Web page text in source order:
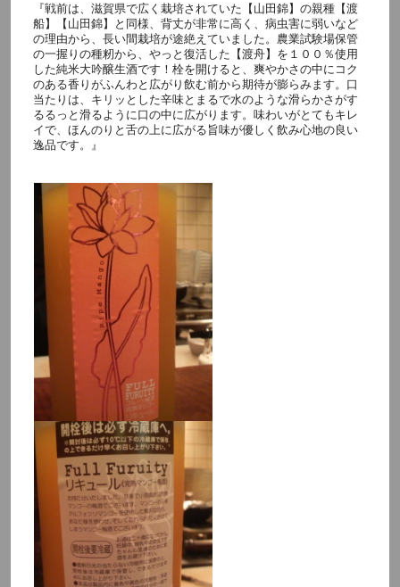
『戦前は、滋賀県で広く栽培されていた【山田錦】の親種【渡
船】【山田錦】と同様、背丈が非常に高く、病虫害に弱いなど
の理由から、長い間栽培が途絶えていました。農業試験場保管
の一握りの種籾から、やっと復活した【渡舟】を１００％使用
した純米大吟醸生酒です！栓を開けると、爽やかさの中にコク
のある香りがふんわと広がり飲む前から期待が膨らみます。口
当たりは、キリッとした辛味とまるで水のような滑らかさがす
るるっと滑るように口の中に広がります。味わいがとてもキレ
イで、ほんのりと舌の上に広がる旨味が優しく飲み心地の良い
逸品です。』